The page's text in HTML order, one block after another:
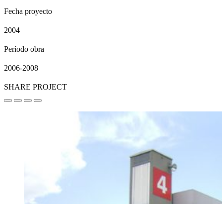
Fecha proyecto
2004
Período obra
2006-2008
SHARE PROJECT